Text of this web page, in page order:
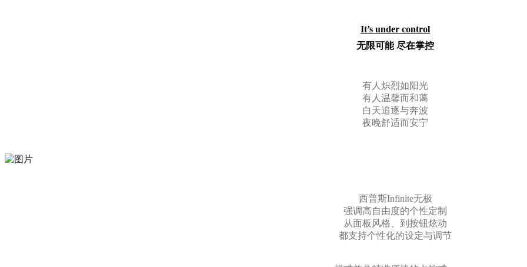
It’s under control
无限可能尽在掌控
有人炽烈如阳光
有人温馨而和蔼
白天追逐与奔波
夜晚舒适而安宁
西普斯Infinite无极
强调高自由度的个性定制
从面板风格、到按钮炫动
都支持个性化的设定与调节